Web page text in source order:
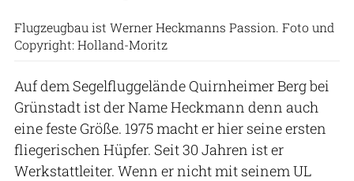
Flugzeugbau ist Werner Heckmanns Passion. Foto und
Copyright: Holland-Moritz
Auf dem Segelfluggelände Quirnheimer Berg bei
Grünstadt ist der Name Heckmann denn auch
eine feste Größe. 1975 macht er hier seine ersten
fliegerischen Hüpfer. Seit 30 Jahren ist er
Werkstattleiter. Wenn er nicht mit seinem UL